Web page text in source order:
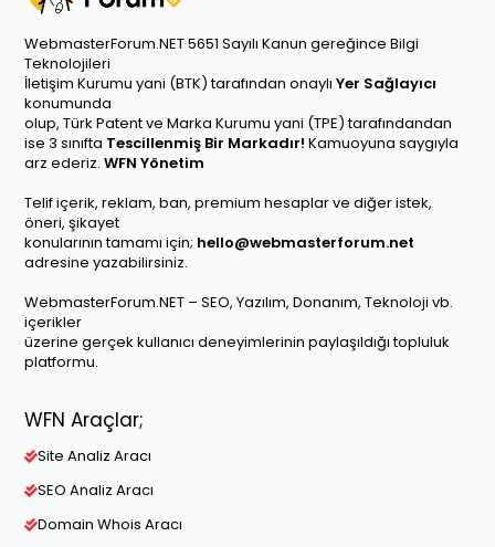
WebmasterForum.NET 5651 Sayılı Kanun gereğince Bilgi
Teknolojileri
İletişim Kurumu yani (BTK) tarafından onaylı Yer Sağlayıcı
konumunda
olup, Türk Patent ve Marka Kurumu yani (TPE) tarafındandan
ise 3 sınıfta Tescillenmiş Bir Markadır! Kamuoyuna saygıyla
arz ederiz. WFN Yönetim
Telif içerik, reklam, ban, premium hesaplar ve diğer istek,
öneri, şikayet
konularının tamamı için; hello@webmasterforum.net
adresine yazabilirsiniz.
WebmasterForum.NET – SEO, Yazılım, Donanım, Teknoloji vb.
içerikler
üzerine gerçek kullanıcı deneyimlerinin paylaşıldığı topluluk
platformu.
WFN Araçlar;
Site Analiz Aracı
SEO Analiz Aracı
Domain Whois Aracı